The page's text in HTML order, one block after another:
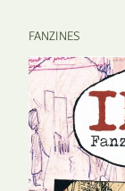
FANZINES